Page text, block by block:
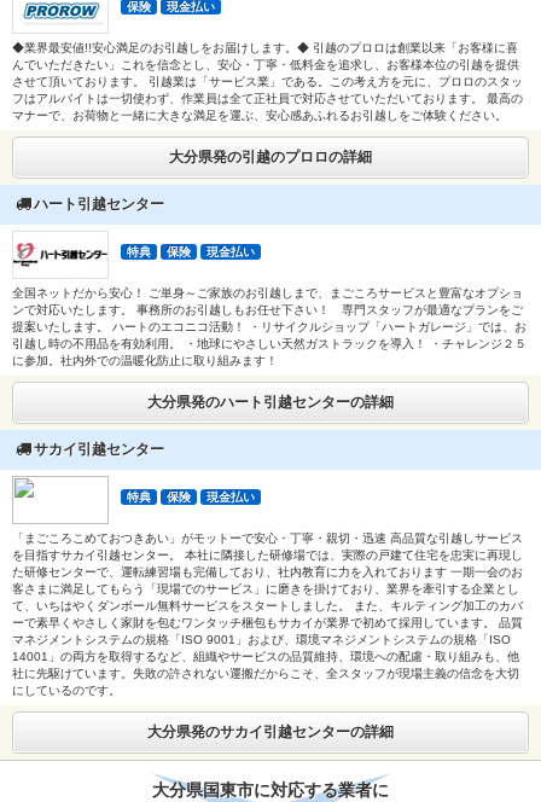
保険 現金払い
◆業界最安値!!安心満足のお引越しをお届けします。◆ 引越のプロロは創業以来「お客様に喜
んでいただきたい」これを信念とし、安心・丁寧・低料金を追求し、お客様本位の引越を提供
させて頂いております。 引越業は「サービス業」である。この考え方を元に、プロロのスタッ
フはアルバイトは一切使わず、作業員は全て正社員で対応させていただいております。 最高の
マナーで、お荷物と一緒に大きな満足を運ぶ、安心感あふれるお引越しをご体験ください。
大分県発の引越のプロロの詳細
ハート引越センター
特典 保険 現金払い
全国ネットだから安心！ ご単身～ご家族のお引越しまで、まごころサービスと豊富なオプショ
ンで対応いたします。 事務所のお引越しもお任せ下さい！ 専門スタッフが最適なプランをご
提案いたします。 ハートのエコニコ活動！ ・リサイクルショップ「ハートガレージ」では、お
引越し時の不用品を有効利用。 ・地球にやさしい天然ガストラックを導入！ ・チャレンジ２５
に参加。社内外での温暖化防止に取り組みます！
大分県発のハート引越センターの詳細
サカイ引越センター
特典 保険 現金払い
「まごころこめておつきあい」がモットーで安心・丁寧・親切・迅速 高品質な引越しサービス
を目指すサカイ引越センター。 本社に隣接した研修場では、実際の戸建て住宅を忠実に再現し
た研修センターで、運転練習場も完備しており、社内教育に力を入れております 一期一会のお
客さまに満足してもらう「現場でのサービス」に磨きを掛けており、業界を牽引する企業とし
て、いちはやくダンボール無料サービスをスタートしました。 また、キルティング加工のカバ
ーで素早くやさしく家財を包むワンタッチ梱包もサカイが業界で初めて採用しています。 品質
マネジメントシステムの規格「ISO 9001」および、環境マネジメントシステムの規格「ISO
14001」の両方を取得するなど、組織やサービスの品質維持、環境への配慮・取り組みも、他
社に先駆けています。失敗の許されない運搬だからこそ、全スタッフが現場主義の信念を大切
にしているのです。
大分県発のサカイ引越センターの詳細
大分県国東市に対応する業者に